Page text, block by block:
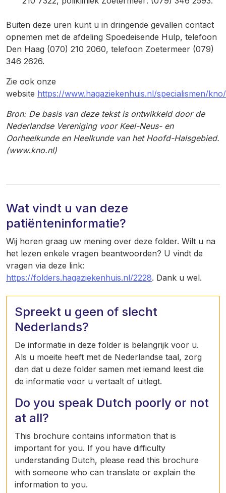
Buiten deze uren kunt u in dringende gevallen contact
opnemen met de afdeling Spoedeisende Hulp, telefoon
Den Haag (070) 210 2060, telefoon Zoetermeer (079)
346 2626.
Zie ook onze
website https://www.hagaziekenhuis.nl/specialismen/kno/
Bron: De basis van deze tekst is ontwikkeld door de
Nederlandse Vereniging voor Keel-Neus- en
Oorheelkunde en Heelkunde van het Hoofd-Halsgebied.
(www.kno.nl)
Wat vindt u van deze
patiënteninformatie?
Wij horen graag uw mening over deze folder. Wilt u na
het lezen enkele vragen beantwoorden? U vindt de
vragen via deze link:
https://folders.hagaziekenhuis.nl/2228. Dank u wel.
Spreekt u geen of slecht
Nederlands?
De informatie in deze folder is belangrijk voor u.
Als u moeite heeft met de Nederlandse taal, zorg
dan dat u deze folder samen met iemand leest die
de informatie voor u vertaalt of uitlegt.
Do you speak Dutch poorly or not
at all?
This brochure contains information that is
important for you. If you have difficulty
understanding Dutch, please read this brochure
with someone who can translate or explain the
information to you.